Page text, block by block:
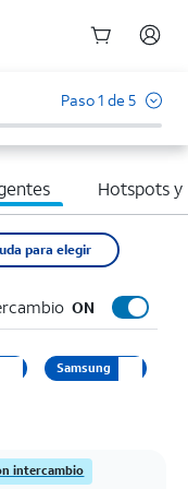
Paso 1 de 5
Hotspots y
para elegir
ON
Samsung
intercambio